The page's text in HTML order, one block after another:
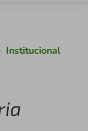
Institucional